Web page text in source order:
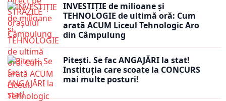
INVESTIȚIE de milioane și
TEHNOLOGIE de ultimă oră: Cum
arată ACUM Liceul Tehnologic Aro
din Câmpulung
Pitești. Se fac ANGAJĂRI la stat!
Instituția care scoate la CONCURS
mai multe posturi!